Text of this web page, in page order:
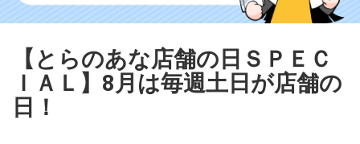
【とらのあな店舗の日ＳＰＥＣ
ＩＡＬ】8月は毎週土日が店舗の
日！